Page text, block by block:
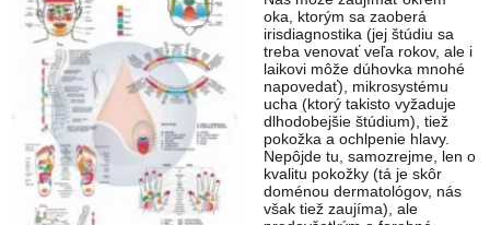
oka, ktorým sa zaoberá
irisdiagnostika (jej štúdiu sa
treba venovať veľa rokov, ale i
laikovi môže dúhovka mnohé
napovedať), mikrosystému
ucha (ktorý takisto vyžaduje
dlhodobejšie štúdium), tiež
pokožka a ochlpenie hlavy.
Nepôjde tu, samozrejme, len o
kvalitu pokožky (tá je skôr
doménou dermatológov, nás
však tiež zaujíma), ale